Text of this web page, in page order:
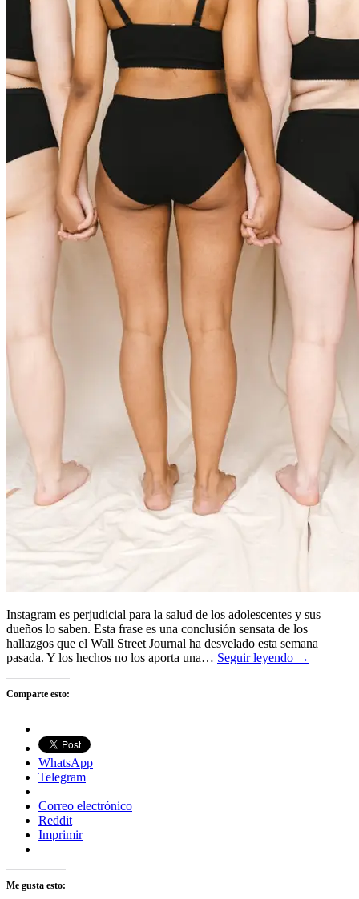
Instagram es perjudicial para la salud de los adolescentes y sus
dueños lo saben. Esta frase es una conclusión sensata de los
hallazgos que el Wall Street Journal ha desvelado esta semana
pasada. Y los hechos no los aporta una… Seguir leyendo →
Comparte esto:
WhatsApp
Telegram
Correo electrónico
Reddit
Imprimir
Me gusta esto: